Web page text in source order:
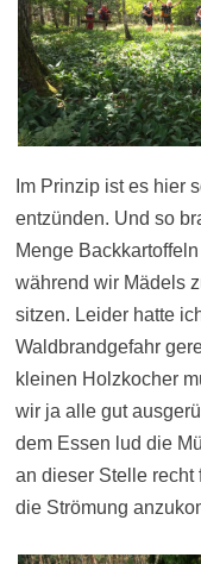
Im Prinzip ist es hier
entzünden. Und so
Menge
während wir Mädels
sitzen. Leider hatte
Waldbrandgefahr
kleinen Holzkocher
wir ja alle gut
dem Essen lud die
an dieser Stelle recht
die Strömung